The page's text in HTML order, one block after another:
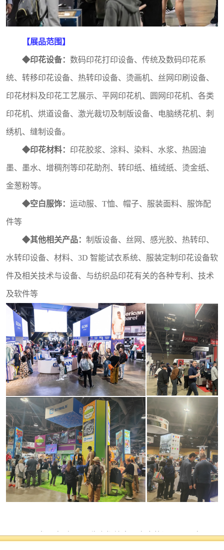
【展品范围】
◆印花设备： 数码印花打印设备、传统及数码印花系
统、转移印花设备、热转印设备、烫画机、丝网印刷设备、
印花材料及印花工艺展示、平网印花机、圆网印花机、各类
印花机、烘道设备、激光裁切及制版设备、电脑绣花机、刺
绣机、缝制设备。
◆印花材料： 印花胶浆、涂料、染料、水浆、热固油
墨、墨水、增稠剂等印花助剂、转印纸、植绒纸、烫金纸、
金葱粉等。
◆空白服饰： 运动服、T恤、帽子、服装面料、服饰配
件等
◆其他相关产品： 制版设备、丝网、感光胶、热转印、
水转印设备、材料、3D 智能试衣系统、服装定制印花设备软
件及相关技术与设备、与纺织品印花有关的各种专利、技术
及软件等
历届参展商对ISS展览会都给出了高度的评价，一方面是